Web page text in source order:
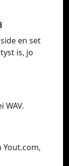
en set
is, jo
WAV.